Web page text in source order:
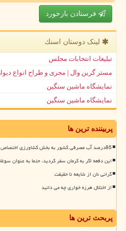
فرستادن بازخورد
لینک دوستان اسنك
تبلیغات انتخابات مجلس
مستر گرین وال | مجری و طراح انواع
نمایشگاه ماشین سنگین
نمایشگاه ماشین سنگین
پربیننده ترین ها
85درصد آب مصرفی کشور به بخش کشاورزی اختصاص دارد، آن هم با قیمت خیلی پایین
این دفعه اگر به کرمان سفر کردید، حتما به عنوان
گرانی نان از شایعه تا حقیقت
از اختلال هرزه خواری چه می دانید
پربحث ترین ها